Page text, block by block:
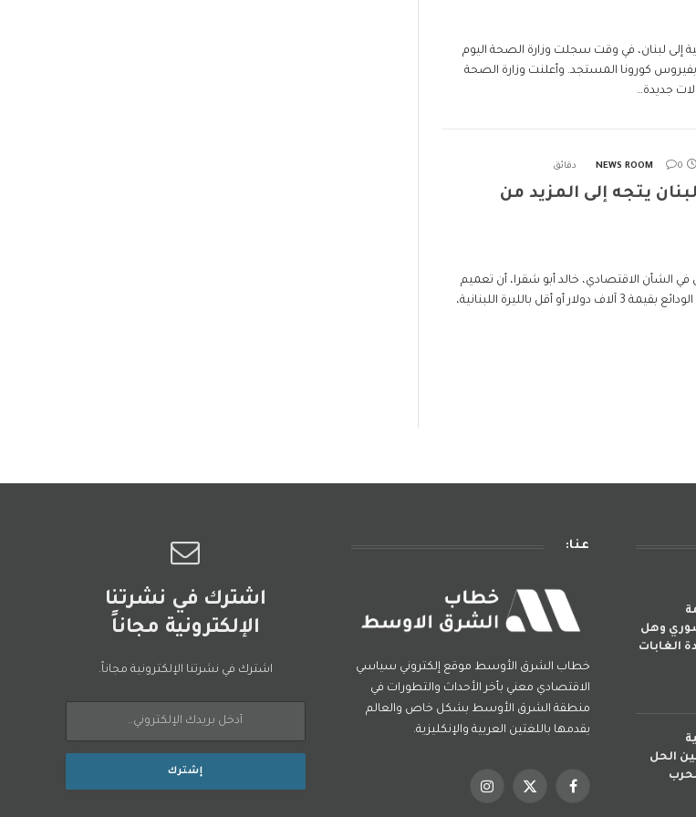
إلى لبنان، في وقت سجلت وزارة الصحة اليوم
كورونا المستجد. وأعلنت وزارة الصحة
NEWS ROOM 0
يتجه إلى المزيد من
الشأن الاقتصادي، خالد أبو شقرا، أن تعميم
مصرف لبنان حول سحب الودائع بقيمة 3 آلاف دولار أو أقل بالليرة اللبنانية،
وهل
الغابات
الحل
عنا:
خطاب الشرق الأوسط موقع إلكتروني سياسي
الاقتصادي معني بأخر الأحداث والتطورات في
منطقة الشرق الأوسط بشكل خاص والعالم
يقدمها باللغتين العربية والإنكليزية.
فيسبوكX
الانستغرام
اشترك في نشرتنا
الإلكترونية مجاناً
اشترك في نشرتنا الإلكترونية مجاناً.